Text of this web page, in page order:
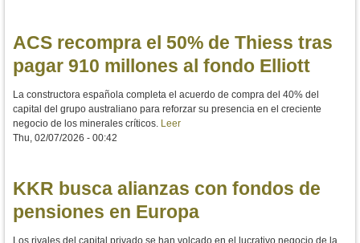
ACS recompra el 50% de Thiess tras
pagar 910 millones al fondo Elliott
La constructora española completa el acuerdo de compra del 40% del
capital del grupo australiano para reforzar su presencia en el creciente
negocio de los minerales críticos. Leer
Thu, 02/07/2026 - 00:42
KKR busca alianzas con fondos de
pensiones en Europa
Los rivales del capital privado se han volcado en el lucrativo negocio de la